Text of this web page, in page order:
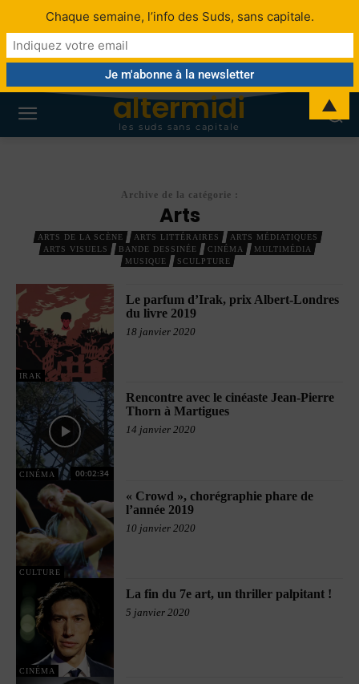
altermidi
les suds sans capitale
Archive de la catégorie :
Arts
ARTS DE LA SCÈNE ARTS LITTÉRAIRES
ARTS MÉDIATIQUES
ARTS VISUELS
BANDE DESSINÉE CINÉMA
MULTIMÉDIA
MUSIQUE
SCULPTURE
IRAK
Le parfum d’Irak, prix Albert-Londres
du livre 2019
18 janvier 2020
CINÉMA 00:02:34
Rencontre avec le cinéaste Jean-Pierre
Thorn à Martigues
14 janvier 2020
CULTURE
« Crowd », chorégraphie phare de
l’année 2019
10 janvier 2020
CINÉMA
La fin du 7e art, un thriller palpitant !
5 janvier 2020
Chaque semaine, l’info des Suds, sans capitale.
▲